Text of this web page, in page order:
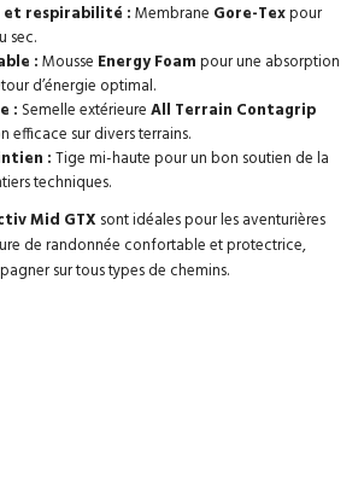
respirabilité :Membrane Gore-Texpour
sec.
:Mousse Energy Foampour une absorption
d’énergie optimal.
: Semelle extérieureAll Terrain Contagrip
efficace sur divers terrains.
:Tige mi-haute pour un bon soutien de la
techniques.
Mid GTX sont idéales pour les aventurières
de randonnée confortable et protectrice,
sur tous types de chemins.